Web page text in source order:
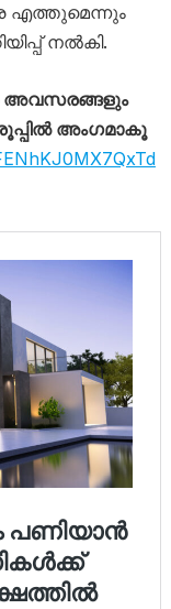
എത്തുമെന്നും
നൽകി.
അവസരങ്ങളും
അംഗമാകൂ